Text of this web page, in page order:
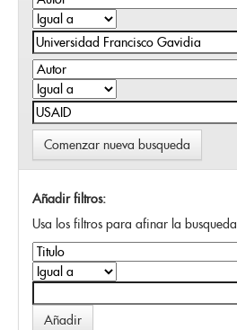
Comenzar nueva busqueda
Añadir filtros:
Usa los filtros para afinar la busqueda.